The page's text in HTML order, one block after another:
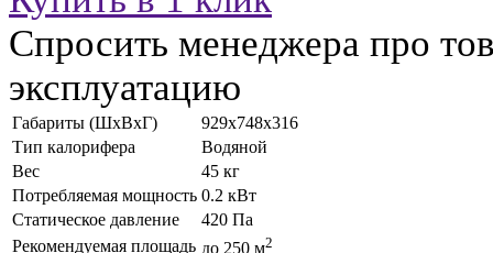
Спросить менеджера про
эксплуатацию
Габариты (ШхВхГ)
929x748x316
Тип калорифера
Водяной
Вес
45 кг
Потребляемая мощность 0.2 кВт
Статическое давление
420 Па
Рекомендуемая площадь до 250 м2